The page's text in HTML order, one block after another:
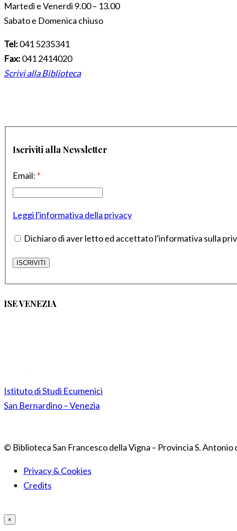
Martedì e Venerdì 9.00 – 13.00
Sabato e Domenica chiuso
Tel: 041 5235341
Fax: 041 2414020
Scrivi alla Biblioteca
Iscriviti alla Newsletter
Email: *
Leggi l'informativa della privacy
Dichiaro di aver letto ed accettato l'informativa sulla
ISE VENEZIA
Istituto di Studi Ecumenici
San Bernardino – Venezia
© Biblioteca San Francesco della Vigna – Provincia S.
Privacy & Cookies
Credits
×